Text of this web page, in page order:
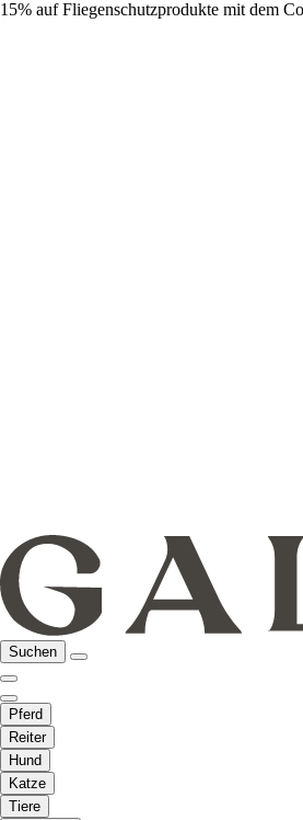
15% auf Fliegenschutzprodukte mit dem
Suchen
Pferd
Reiter
Hund
Katze
Tiere